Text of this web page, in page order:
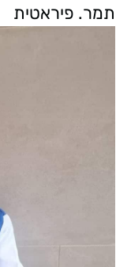
תמר. פיראטית